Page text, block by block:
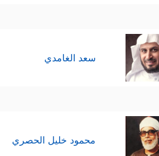
سعد الغامدي
محمود خليل الحصري